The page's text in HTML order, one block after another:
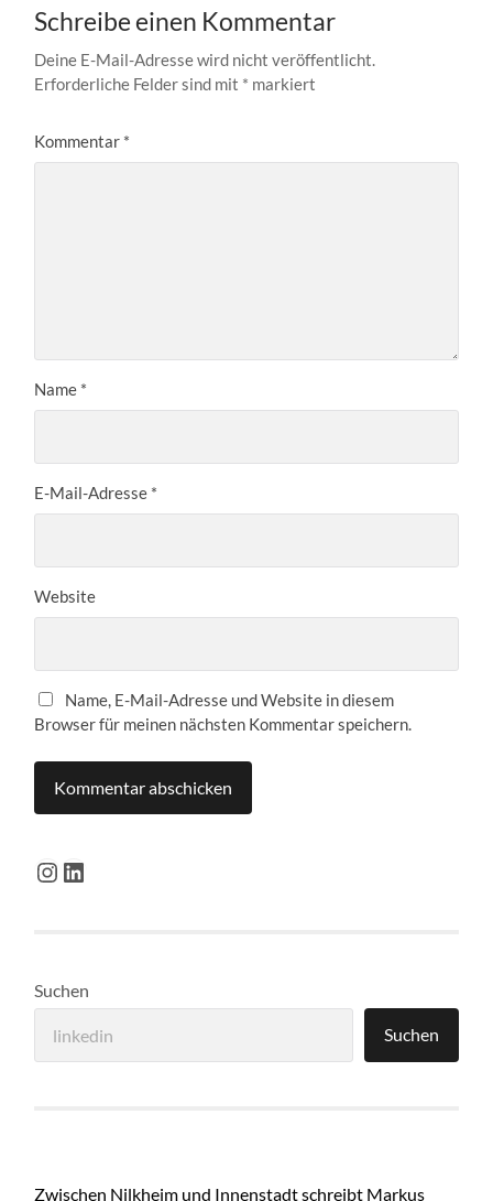
Schreibe einen Kommentar
Deine E-Mail-Adresse wird nicht veröffentlicht.
Erforderliche Felder sind mit * markiert
Kommentar *
Name *
E-Mail-Adresse *
Website
Name, E-Mail-Adresse und Website in diesem
Browser für meinen nächsten Kommentar speichern.
Instagram
LinkedIn
Suchen
Suchen
Zwischen Nilkheim und Innenstadt schreibt Markus